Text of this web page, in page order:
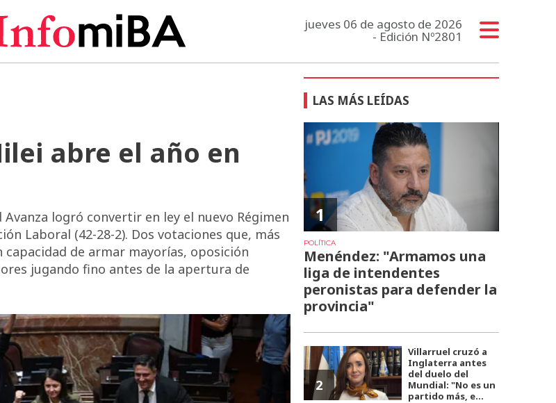
jueves 06 de agosto de 2026
- Edición Nº2801
abre el año en
logró convertir en ley el nuevo Régimen
Laboral (42-28-2). Dos votaciones que, más
de armar mayorías, oposición
jugando fino antes de la apertura de
LAS MÁS LEÍDAS
1
POLÍTICA
Menéndez: "Armamos una
liga de intendentes
peronistas para defender la
provincia"
2
Villarruel cruzó a
Inglaterra antes
del duelo del
Mundial: "No es un
partido más, e...